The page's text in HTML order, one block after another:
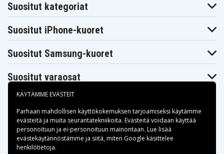
Suositut kategoriat
Suositut iPhone-kuoret
Suositut Samsung-kuoret
Suositut varaosat
Maksuvaihtoehdot
KÄYTÄMME EVÄSTEIT
Parhaan mahdollisen käyttökokemuksen tarjoamiseksi käytämme
evästeitä ja muita seurantatekniikoita. Evästeitä voidaan käyttää
personoituun ja ei-personoituun mainontaan. Lue lisää
evästekäytännöstämme ja siitä, miten Google käsittelee
henkilötietoja.